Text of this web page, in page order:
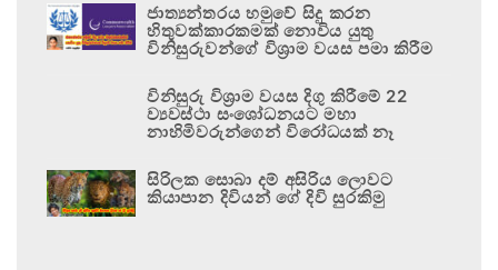
ජාත්‍යන්තරය හමුවේ සිදු කරන
හිතුවක්කාරකමක් නොවිය යුතු
විනිසුරුවන්ගේ විශ්‍රාම වයස පමා කිරීම
විනිසුරු විශ්‍රාම වයස දිගු කිරීමේ 22
ව්‍යවස්ථා සංශෝධනයට මහා
නාහිමිවරුන්ගෙන් විරෝධයක් නෑ
සිරිලක සොබා දම් අසිරිය ලොවට
කියාපාන දිවියන් ගේ දිවි සුරකිමු